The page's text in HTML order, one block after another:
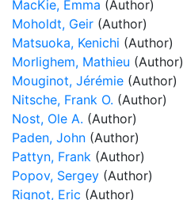
MacKie, Emma (Author)
Moholdt, Geir (Author)
Matsuoka, Kenichi (Author)
Morlighem, Mathieu (Author)
Mouginot, Jérémie (Author)
Nitsche, Frank O. (Author)
Nost, Ole A. (Author)
Paden, John (Author)
Pattyn, Frank (Author)
Popov, Sergey (Author)
Rignot, Eric (Author)